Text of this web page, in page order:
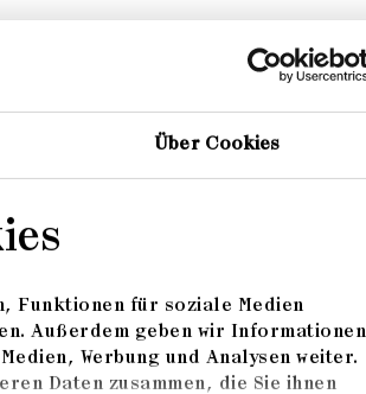
Über Cookies
Funktionen für soziale Medien
Außerdem geben wir Informationen
Werbung und Analysen weiter.
Daten zusammen, die Sie ihnen